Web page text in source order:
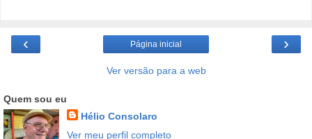
‹ ›
Página inicial
Ver versão para a web
Quem sou eu
Hélio Consolaro
Ver meu perfil completo